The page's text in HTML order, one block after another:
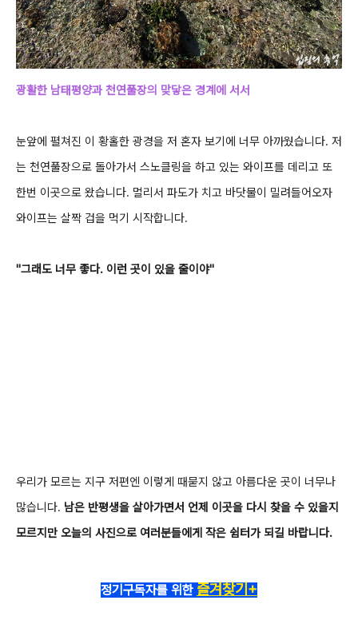
광활한 남태평양과 천연풀장의 맞닿은 경계에 서서
눈앞에 펼쳐진 이 황홀한 광경을 저 혼자 보기에 너무 아까웠습니다. 저
는 천연풀장으로 돌아가서 스노클링을 하고 있는 와이프를 데리고 또
한번 이곳으로 왔습니다. 멀리서 파도가 치고 바닷물이 밀려들어오자
와이프는 살짝 겁을 먹기 시작합니다.
"그래도 너무 좋다. 이런 곳이 있을 줄이야"
우리가 모르는 지구 저편엔 이렇게 때묻지 않고 아름다운 곳이 너무나
많습니다. 남은 반평생을 살아가면서 언제 이곳을 다시 찾을 수 있을지
모르지만 오늘의 사진으로 여러분들에게 작은 쉼터가 되길 바랍니다.
정기구독자를 위한 즐겨찾기+